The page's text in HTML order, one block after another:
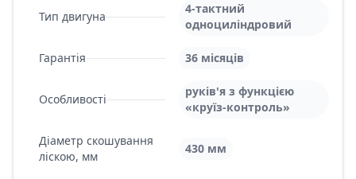
Тип двигуна
4-тактний
одноцилiндровий
Гарантія 36 місяців
Особливості
руків'я з функцією
«круїз-контроль»
Діаметр скошування
ліскою, мм
430 мм